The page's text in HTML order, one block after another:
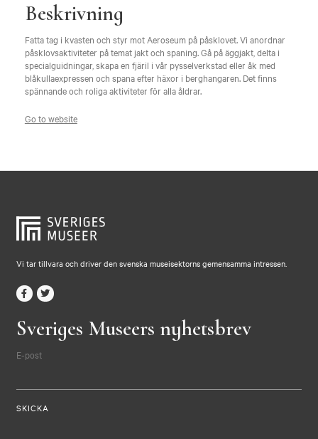
Beskrivning
Fatta tag i kvasten och styr mot Aeroseum på påsklovet. Vi anordnar
påsklovsaktiviteter på temat jakt och spaning. Gå på äggjakt, delta i
specialguidningar, skapa en fjäril i vår pysselverkstad eller åk med
blåkullaexpressen och spana efter häxor i berghangaren. Det finns
spännande och roliga aktiviteter för alla åldrar.
Go to website
Vi tar tillvara och driver den svenska museisektorns gemensamma intressen.
Sveriges Museers nyhetsbrev
E-post